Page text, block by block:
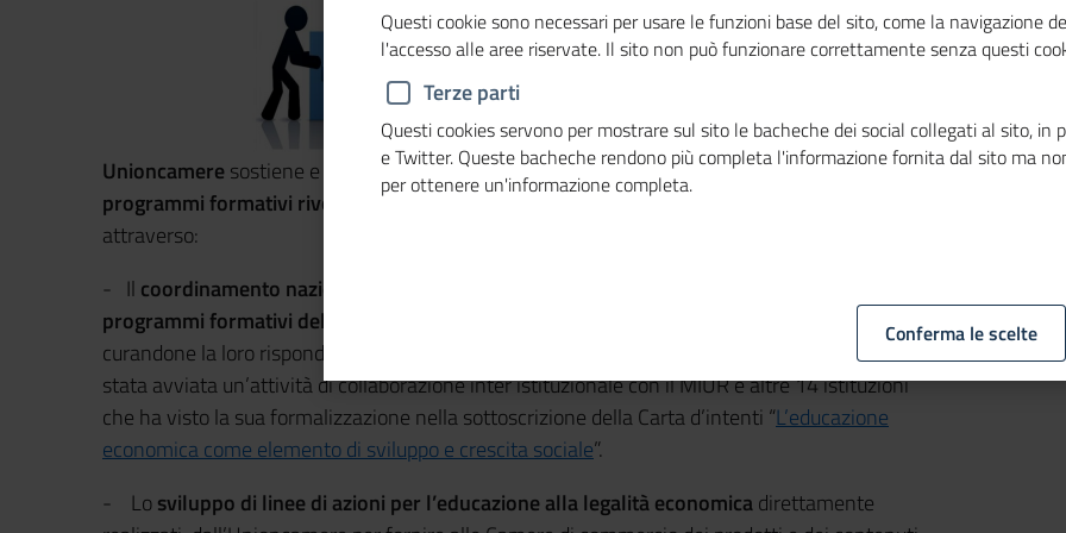
Unioncameresostiene e promuove l’azione delle Camere di commercioper lo sviluppo di
programmi formativi rivolti alle scuole in materia di educazione alla legalità
attraverso:
- Il coordinamento nazionale ed inter istituzionale volto a coordinare e valorizzare i
programmi formativi delle Camere di commercio
curandone la loro rispondenza ai contenuti del processo di riforma della scuola. A tale fine è
stata avviata un’attività di collaborazione inter istituzionale con il MIUR e altre 14 istituzioni
che ha visto la sua formalizzazione nella sottoscrizione della Carta d’intenti “L’educazione
economica come elemento di sviluppo e crescita sociale”.
- Losviluppo di linee di azioni per l’educazione alla legalità economicadirettamente
Questi cookie sono necessari per usare le funzioni base del sito, come la navigazione
l'accesso alle aree riservate. Il sito non può funzionare correttamente senza questi
Terze parti
Questi cookies servono per mostrare sul sito le bacheche dei social collegati al sito, in
e Twitter. Queste bacheche rendono più completa l'informazione fornita dal sito ma
per ottenere un'informazione completa.
Conferma le scelte